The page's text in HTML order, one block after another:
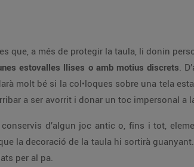
que, a més de protegir la taula, li donin
estovalles llises o amb motius discrets.
molt bé si la col•loques sobre una tela
a ser avorrit i donar un toc impersonal a
d’algun joc antic o, fins i tot,
la decoració de la taula hi sortirà
per al pa.